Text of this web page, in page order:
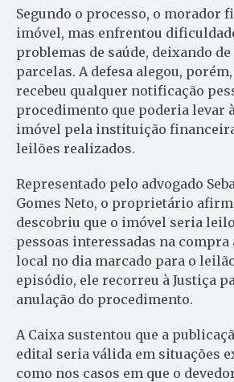
Segundo o processo, o morador
imóvel, mas enfrentou
problemas de saúde, deixando de
parcelas. A defesa alegou,
recebeu qualquer notificação
procedimento que poderia levar
imóvel pela instituição
leilões realizados.
Representado pelo advogado
Gomes Neto, o proprietário
descobriu que o imóvel seria
pessoas interessadas na compra
local no dia marcado para o
episódio, ele recorreu à Justiça
anulação do procedimento.
A Caixa sustentou que a
edital seria válida em situações
como nos casos em que o